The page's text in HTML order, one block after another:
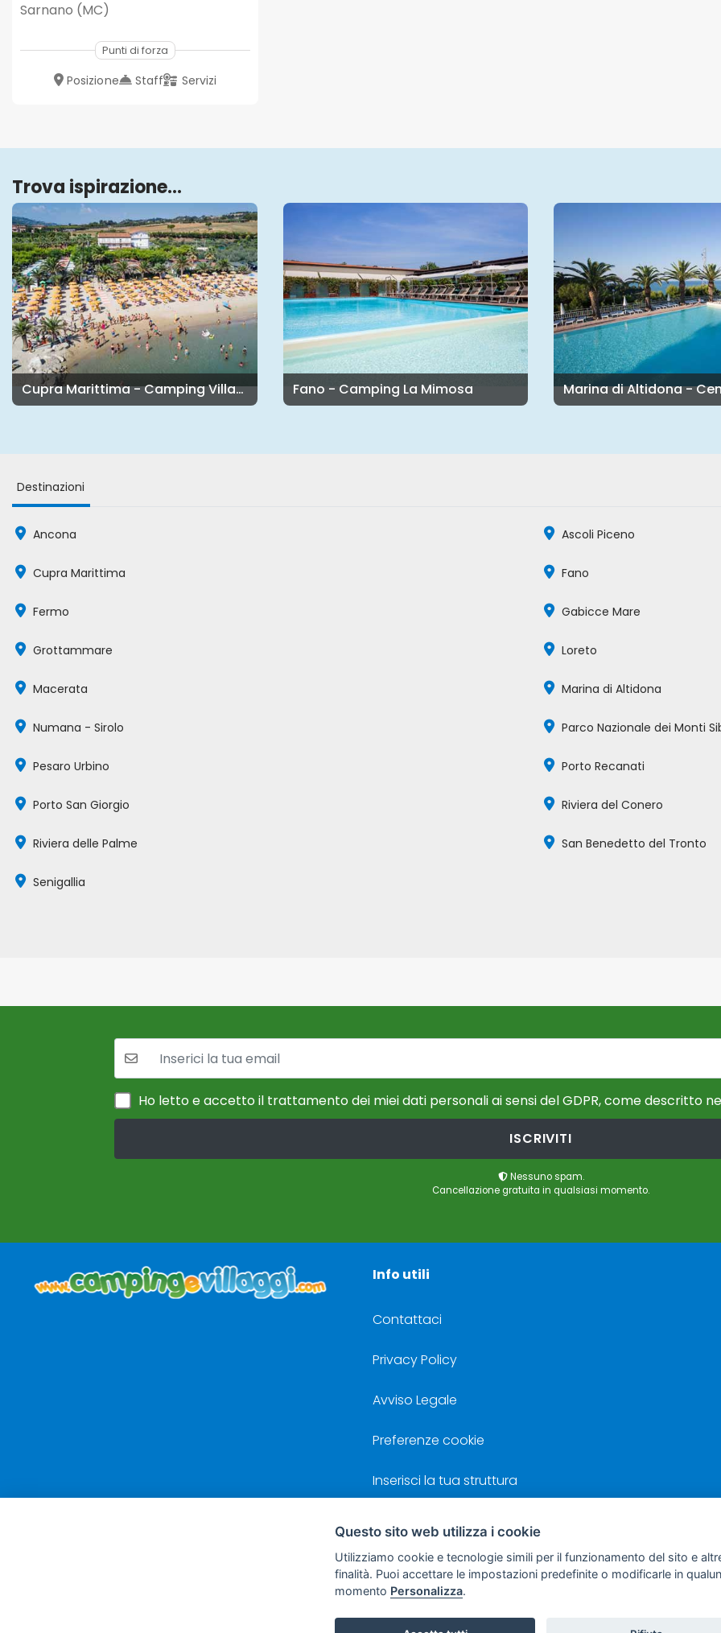
Sarnano (MC)
Punti di forza
Posizione Staff Servizi
Trova ispirazione...
Cupra Marittima - Camping Villaggio Calypso Fano - Camping La Mimosa
Destinazioni
Ancona Ascoli Piceno
Cupra Marittima Fano
Fermo Gabicce Mare
Grottammare Loreto
Macerata Marina di Altidona
Numana - Sirolo Parco Nazionale dei Monti
Pesaro Urbino Porto Recanati
Porto San Giorgio Riviera del Conero
Riviera delle Palme San Benedetto del Tronto
Senigallia
La tua mail:
Ho letto e accetto il trattamento dei miei dati personali ai sensi del GDPR, come descritto
ISCRIVITI
Nessuno spam.
Cancellazione gratuita in qualsiasi momento.
Info utili
Contattaci
Privacy Policy
Avviso Legale
Preferenze cookie
Inserisci la tua struttura
© Sviluppo Turismo Italia S.r.L. unipersonale
via A. Costa, 2 - 63822 Porto San Giorgio (FM) - P.IVA: 01665350433 - R.E.A. FM-
Questo sito web utilizza i cookie
Utilizziamo cookie e tecnologie simili per il funzionamento del sito e
finalità. Puoi accettare le impostazioni predefinite o modificarle in
momento Personalizza.